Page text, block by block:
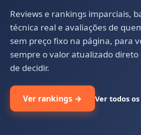
Reviews e rankings imparciais,
técnica real e avaliações de
sem preço fixo na página, para
sempre o valor atualizado
de decidir.
Ver rankings → Ver todos